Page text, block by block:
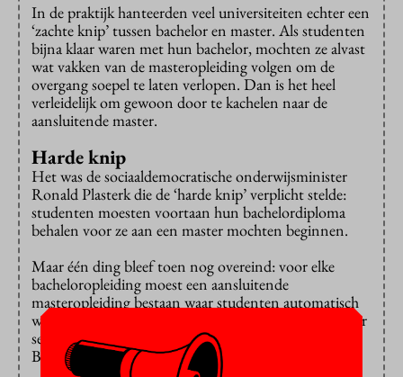
In de praktijk hanteerden veel universiteiten echter een
‘zachte knip’ tussen bachelor en master. Als studenten
bijna klaar waren met hun bachelor, mochten ze alvast
wat vakken van de masteropleiding volgen om de
overgang soepel te laten verlopen. Dan is het heel
verleidelijk om gewoon door te kachelen naar de
aansluitende master.
Harde knip
Het was de sociaaldemocratische onderwijsminister
Ronald Plasterk die de ‘harde knip’ verplicht stelde:
studenten moesten voortaan hun bachelordiploma
behalen voor ze aan een master mochten beginnen.
Maar één ding bleef toen nog overeind: voor elke
bacheloropleiding moest een aansluitende
masteropleiding bestaan waar studenten automatisch
werden toegelaten. Deze ‘doorstroommaster’ werd per
september 2014 afgeschaft door minister Jet
Bussemaker, eveneens van de PvdA.